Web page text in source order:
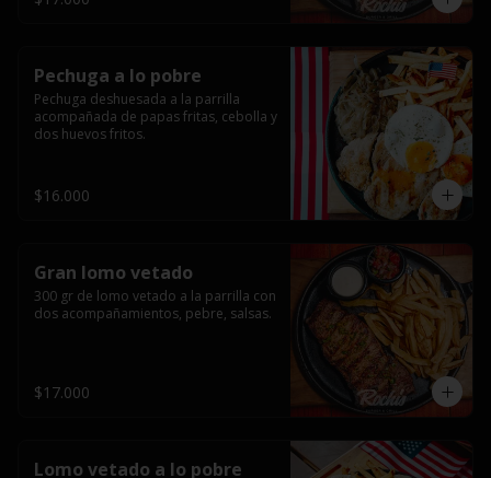
Pechuga a lo pobre
Pechuga deshuesada a la parrilla
acompañada de papas fritas, cebolla y
dos huevos fritos.
$16.000
Gran lomo vetado
300 gr de lomo vetado a la parrilla con
dos acompañamientos, pebre, salsas.
$17.000
Lomo vetado a lo pobre